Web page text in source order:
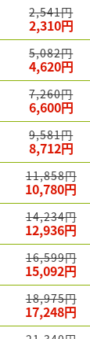
2,541円
2,310円
5,082円
4,620円
7,260円
6,600円
9,581円
8,712円
11,858円
10,780円
14,234円
12,936円
16,599円
15,092円
18,975円
17,248円